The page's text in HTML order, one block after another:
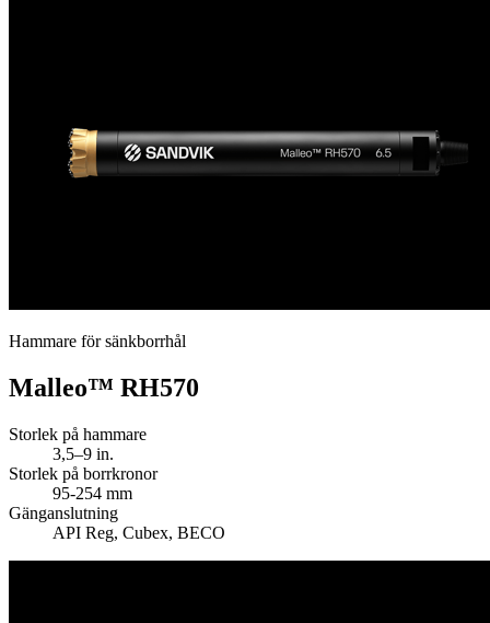
Hammare för sänkborrhål
Malleo™ RH570
Storlek på hammare
3,5–9 in.
Storlek på borrkronor
95-254 mm
Gänganslutning
API Reg, Cubex, BECO